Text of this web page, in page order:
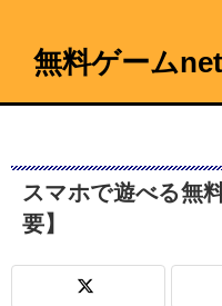
無料ゲームnet
スマホで遊べる無
要】